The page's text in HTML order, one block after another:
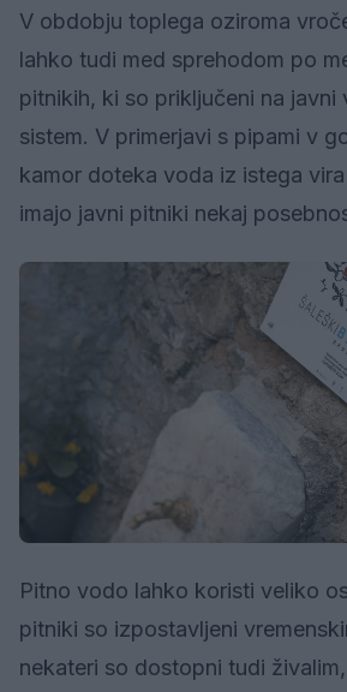
V obdobju toplega oziroma
lahko tudi med sprehodom po
pitnikih, ki so priključeni na javni
sistem. V primerjavi s pipami v
kamor doteka voda iz istega
imajo javni pitniki nekaj
Pitno vodo lahko koristi veliko
pitniki so izpostavljeni
nekateri so dostopni tudi